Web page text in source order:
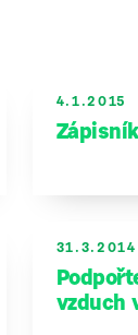
4.1.2015
31.3.2014
vzduch